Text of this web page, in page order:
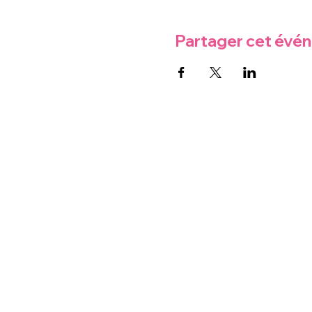
Partager cet